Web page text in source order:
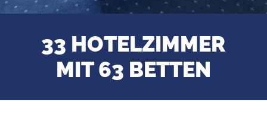
33 HOTELZIMMER
MIT 63 BETTEN